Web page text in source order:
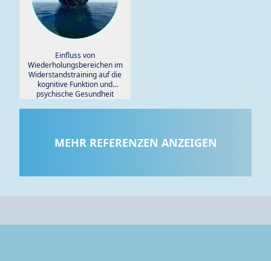
Einfluss von
Wiederholungsbereichen im
Widerstandstraining auf die
kognitive Funktion und
psychische Gesundheit
MEHR REFERENZEN ANZEIGEN